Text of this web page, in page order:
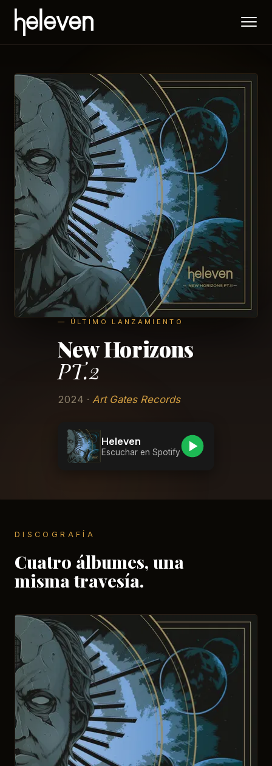
— ÚLTIMO LANZAMIENTO
New Horizons
PT.2
2024 · Art Gates Records
Heleven
Escuchar en Spotify
DISCOGRAFÍA
Cuatro álbumes, una
misma travesía.